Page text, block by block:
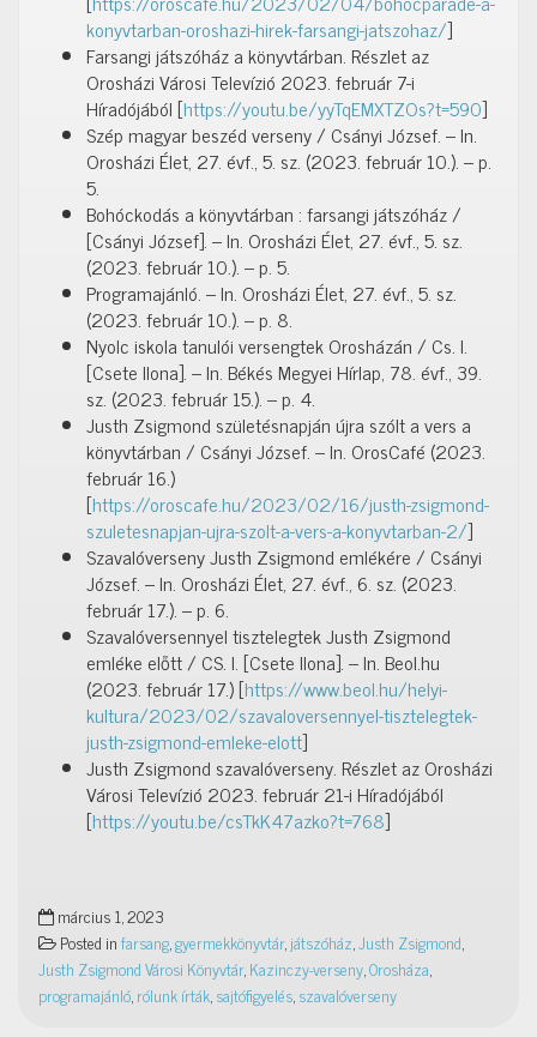
konyvtarban-oroshazi-hirek-farsangi-jatszohaz/]
Farsangi játszóház a könyvtárban. Részlet az
Orosházi Városi Televízió 2023. február 7-i
Híradójából [https://youtu.be/yyTqEMXTZOs?t=590]
Szép magyar beszéd verseny / Csányi József. – In.
Orosházi Élet, 27. évf., 5. sz. (2023. február 10.). – p.
5.
Bohóckodás a könyvtárban : farsangi játszóház /
[Csányi József]. – In. Orosházi Élet, 27. évf., 5. sz.
(2023. február 10.). – p. 5.
Programajánló. – In. Orosházi Élet, 27. évf., 5. sz.
(2023. február 10.). – p. 8.
Nyolc iskola tanulói versengtek Orosházán / Cs. I.
[Csete Ilona]. – In. Békés Megyei Hírlap, 78. évf., 39.
sz. (2023. február 15.). – p. 4.
Justh Zsigmond születésnapján újra szólt a vers a
könyvtárban / Csányi József. – In. OrosCafé (2023.
február 16.)
[https://oroscafe.hu/2023/02/16/justh-zsigmond-
szuletesnapjan-ujra-szolt-a-vers-a-konyvtarban-2/]
Szavalóverseny Justh Zsigmond emlékére / Csányi
József. – In. Orosházi Élet, 27. évf., 6. sz. (2023.
február 17.). – p. 6.
Szavalóversennyel tisztelegtek Justh Zsigmond
emléke előtt / CS. I. [Csete Ilona]. – In. Beol.hu
(2023. február 17.) [https://www.beol.hu/helyi-
kultura/2023/02/szavaloversennyel-tisztelegtek-
justh-zsigmond-emleke-elott]
Justh Zsigmond szavalóverseny. Részlet az Orosházi
Városi Televízió 2023. február 21-i Híradójából
[https://youtu.be/csTkK47azko?t=768]
március 1, 2023
Posted infarsang,gyermekkönyvtár,játszóház,Justh Zsigmond,
Justh Zsigmond Városi Könyvtár,Kazinczy-verseny,Orosháza,
programajánló,rólunk írták,sajtófigyelés,szavalóverseny